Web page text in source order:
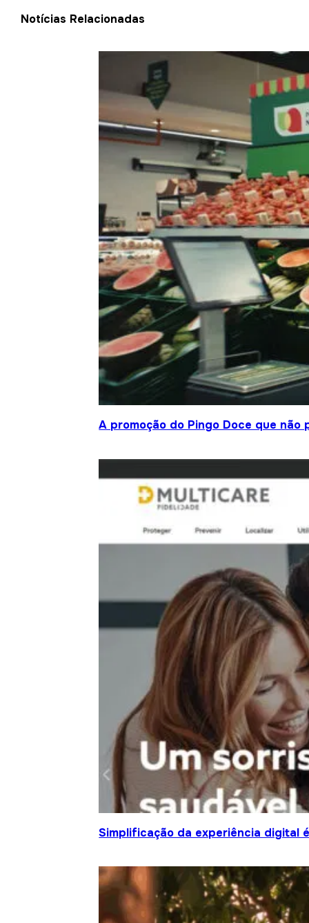
Notícias Relacionadas
A promoção do Pingo Doce que
Simplificação da experiência digital